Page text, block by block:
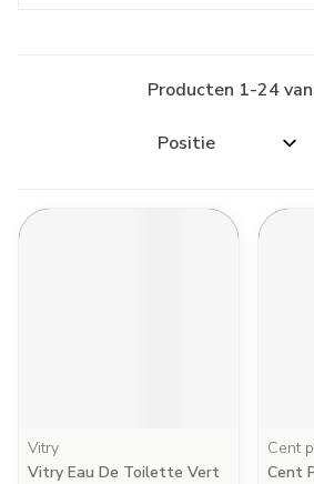
Producten 1-24van
Sorteer op:
Vitry
Vitry Eau De Toilette Vert
Cent
Cent